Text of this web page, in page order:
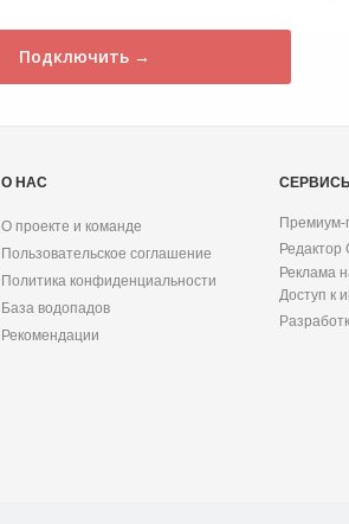
Подключить →
О НАС
О проекте и команде
Пользовательское соглашение
Политика конфиденциальности
База водопадов
Рекомендации
Премиум-
Редактор
Реклама
Доступ к